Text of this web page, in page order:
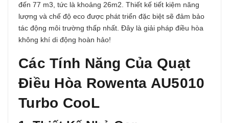
đến 77 m3, tức là khoảng 26m2. Thiết kế tiết kiệm năng
lượng và chế độ eco được phát triển đặc biệt sẽ đảm bảo
tác động môi trường thấp nhất. Đây là giải pháp điều hòa
không khí di động hoàn hảo!
Các Tính Năng Của Quạt
Điều Hòa Rowenta AU5010
Turbo CooL